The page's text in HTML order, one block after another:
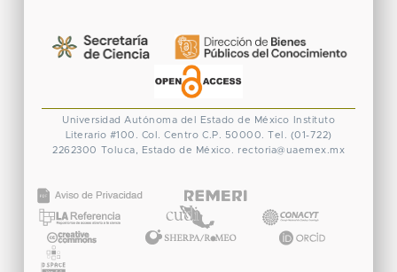
Universidad Autónoma del Estado de México
Instituto
Literario #100. Col. Centro C.P. 50000. Tel. (01-722)
2262300 Toluca, Estado de México. rectoria@uaemex.mx